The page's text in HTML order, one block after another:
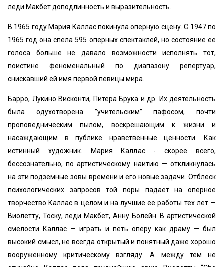
леди Макбет доподлинность и выразительность.
В 1965 году Мария Каллас покинула оперную сцену. С 1947 по
1965 год она спела 595 оперных спектаклей, но состояние ее
голоса больше не давало возможности исполнять тот,
поистине феноменальный по диапазону репертуар,
снискавший ей имя первой певицы мира.
Барро, Лукино Висконти, Питера Брука и др. Их деятельность
была одухотворена ’’учительским” пафосом, почти
проповедническим пылом, воскрешающим к жизни и
насаждающим в публике нравственные ценности. Как
истинный художник. Мария Каллас - скорее всего,
бессознательно, по артистическому наитию — откликнулась
на эти подземные зовы времени и его новые задачи. Отблеск
психологических запросов той поры падает на оперное
творчество Каллас в целом и на лучшие ее работы тех лет —
Виолетту, Тоску, леди Макбет, Анну Болейн. В артистической
смелости Каллас — играть и петь оперу как драму — был
высокий смысл, не всегда открытый и понятный даже хорошо
вооруженному критическому взгляду. А между тем не